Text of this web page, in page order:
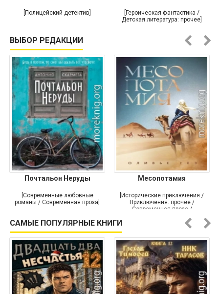
[Полицейский детектив]
[Героическая фантастика /
Детская литература: прочее]
ВЫБОР РЕДАКЦИИ
Почтальон Неруды
[Современные любовные
романы / Современная проза]
Месопотамия
[Исторические приключения /
Приключения: прочее /
Современная проза /
САМЫЕ ПОПУЛЯРНЫЕ КНИГИ